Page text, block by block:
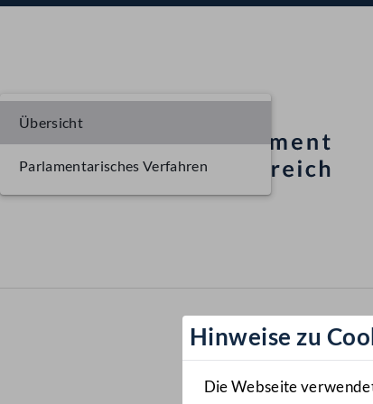
Hinweise zu
Die Webseite
Übersicht
Parlamentarisches Verfahren